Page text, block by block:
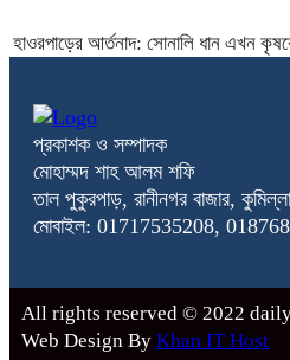
হাওরপাড়ের আর্তনাদ: সোনালি ধান এখন
প্রকাশক ও সম্পাদক
মোহাম্মদ শাহ আলম শফি
তাল পুকুরপাড়, রানীনগর বাজার,
মোবাইল: 01717535208,
All rights reserved © 2022
Web Design By Khan IT Host